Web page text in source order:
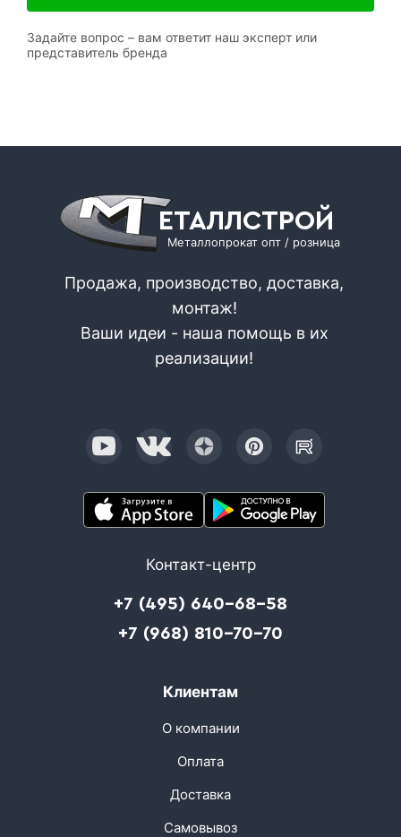
Задайте вопрос – вам ответит наш эксперт или
представитель бренда
ЕТАЛЛСТРОЙ
Металлопрокат опт / розница
Продажа, производство, доставка,
монтаж!
Ваши идеи - наша помощь в их
реализации!
Контакт-центр
+7 (495) 640-68-58
+7 (968) 810-70-70
Клиентам
О компании
Оплата
Доставка
Самовывоз